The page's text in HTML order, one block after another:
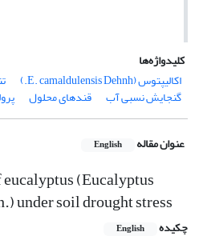
کلیدواژه‌ها
اکالیپتوس (E. camaldulensis Dehnh.)
گنجایش نسبی آب قند­های محلول
عنوان مقاله English
(Eucalyptus
under soil drought stress
چکیده English